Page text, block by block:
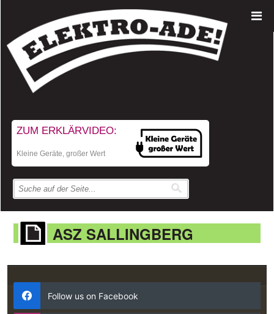
ZUM ERKLÄRVIDEO:
Kleine Geräte, großer Wert
ASZ SALLINGBERG
Follow us on Facebook